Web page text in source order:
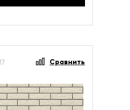
Сравнить